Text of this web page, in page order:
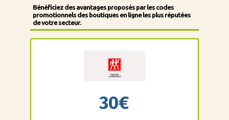
Bénéficiez des avantages proposés par les codes
promotionnels des boutiques en ligne les plus réputées
de votre secteur.
30€